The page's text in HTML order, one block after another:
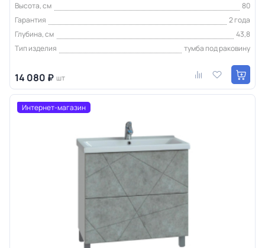
Высота, см
80
Гарантия
2 года
Глубина, см
43,8
Тип изделия
тумба под раковину
14 080 ₽ шт
Интернет-магазин